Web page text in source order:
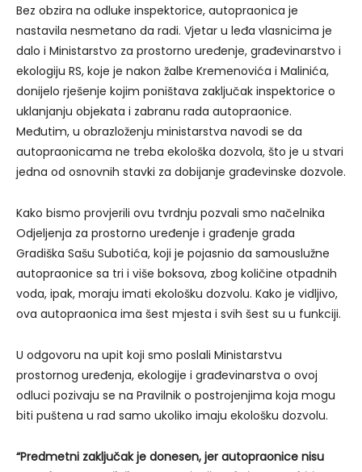
Bez obzira na odluke inspektorice, autopraonica je
nastavila nesmetano da radi. Vjetar u leđa vlasnicima je
dalo i Ministarstvo za prostorno uređenje, građevinarstvo i
ekologiju RS, koje je nakon žalbe Kremenovića i Malinića,
donijelo rješenje kojim poništava zaključak inspektorice o
uklanjanju objekata i zabranu rada autopraonice.
Međutim, u obrazloženju ministarstva navodi se da
autopraonicama ne treba ekološka dozvola, što je u stvari
jedna od osnovnih stavki za dobijanje građevinske dozvole.
Kako bismo provjerili ovu tvrdnju pozvali smo načelnika
Odjeljenja za prostorno uređenje i građenje grada
Gradiška Sašu Subotića, koji je pojasnio da samouslužne
autopraonice sa tri i više boksova, zbog količine otpadnih
voda, ipak, moraju imati ekološku dozvolu. Kako je vidljivo,
ova autopraonica ima šest mjesta i svih šest su u funkciji.
U odgovoru na upit koji smo poslali Ministarstvu
prostornog uređenja, ekologije i građevinarstva o ovoj
odluci pozivaju se na Pravilnik o postrojenjima koja mogu
biti puštena u rad samo ukoliko imaju ekološku dozvolu.
“Predmetni zaključak je donesen, jer autopraonice nisu